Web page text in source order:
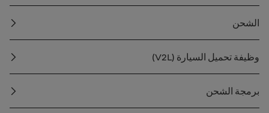
الشحن
وظيفة تحميل السيارة (V2L)
برمجة الشحن